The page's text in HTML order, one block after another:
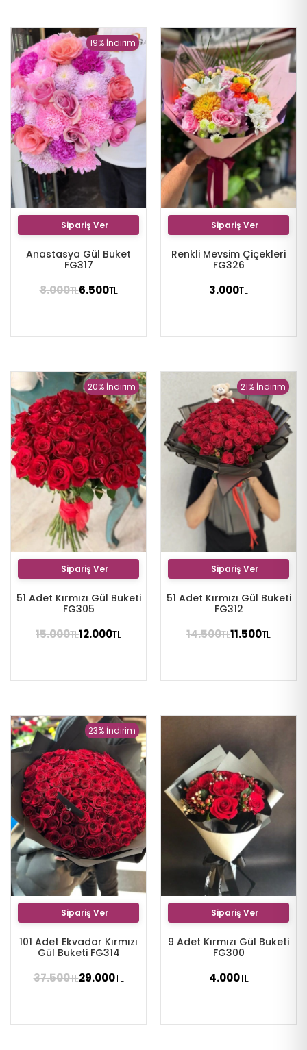
19% İndirim
Sipariş Ver
Anastasya Gül Buket
FG317
8.000TL6.500TL
Sipariş Ver
Renkli Mevsim Çiçekleri
FG326
3.000TL
20% İndirim
Sipariş Ver
51 Adet Kırmızı Gül Buketi
FG305
15.000TL12.000TL
21% İndirim
Sipariş Ver
51 Adet Kırmızı Gül Buketi
FG312
14.500TL11.500TL
23% İndirim
Sipariş Ver
101 Adet Ekvador Kırmızı
Gül Buketi FG314
37.500TL29.000TL
Sipariş Ver
9 Adet Kırmızı Gül Buketi
FG300
4.000TL